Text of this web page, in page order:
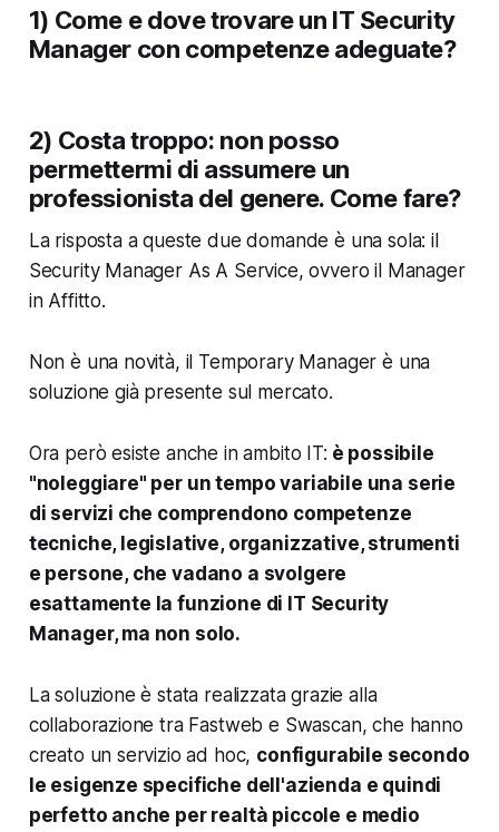
1) Come e dove trovare un IT Security
Manager con competenze adeguate?
2) Costa troppo: non posso
permettermi di assumere un
professionista del genere. Come fare?
La risposta a queste due domande è una sola: il
Security Manager As A Service, ovvero il Manager
in Affitto.
Non è una novità, il Temporary Manager è una
soluzione già presente sul mercato.
Ora però esiste anche in ambito IT: è possibile
"noleggiare" per un tempo variabile una serie
di servizi che comprendono competenze
tecniche, legislative, organizzative, strumenti
e persone, che vadano a svolgere
esattamente la funzione di IT Security
Manager, ma non solo.
La soluzione è stata realizzata grazie alla
collaborazione tra Fastweb e Swascan, che hanno
creato un servizio ad hoc, configurabile secondo
le esigenze specifiche dell'azienda e quindi
perfetto anche per realtà piccole e medio